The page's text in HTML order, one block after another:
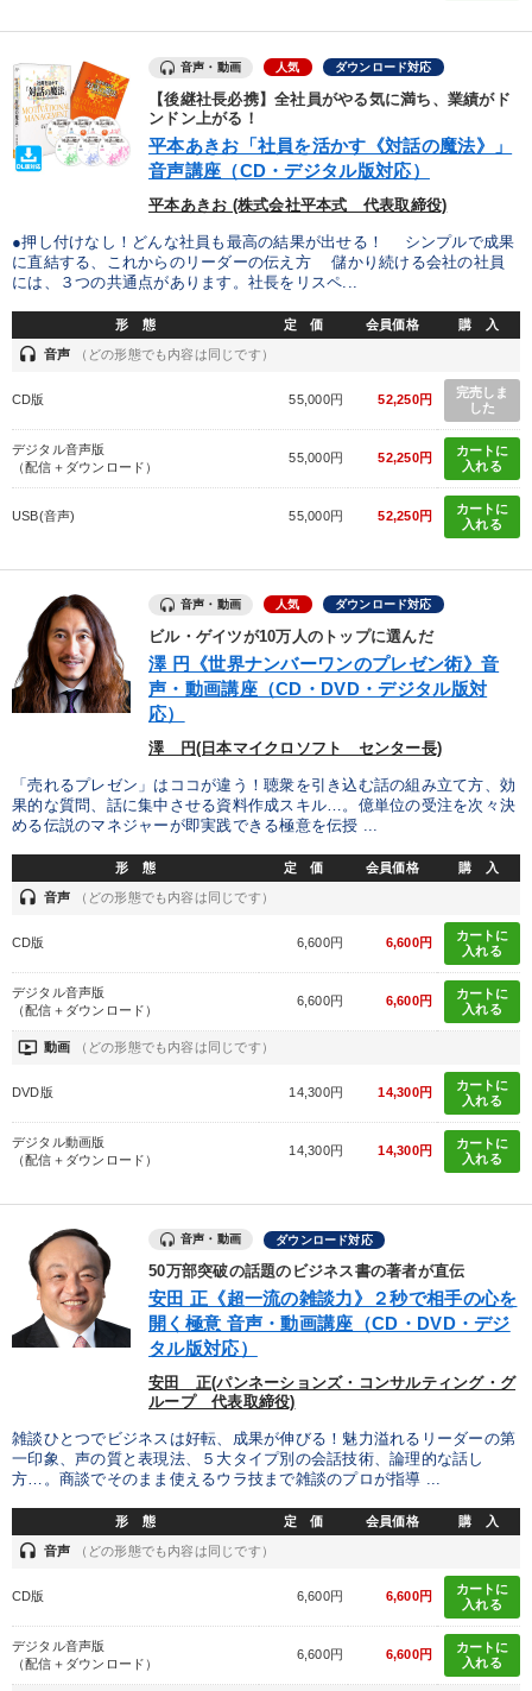
音声・動画 人気 ダウンロード対応
【後継社長必携】全社員がやる気に満ち、業績がド
ンドン上がる！
平本あきお「社員を活かす《対話の魔法》」
音声講座（CD・デジタル版対応）
平本あきお (株式会社平本式 代表取締役)
●押し付けなし！どんな社員も最高の結果が出せる！ シンプルで成果
に直結する、これからのリーダーの伝え方 儲かり続ける会社の社員
には、３つの共通点があります。社長をリスペ...
形 態 定 価 会員価格 購 入
headset 音声 （どの形態でも内容は同じです）
CD版 55,000円 52,250円
完売しま
した
デジタル音声版
（配信＋ダウンロード）
55,000円 52,250円
カートに
入れる
USB(音声) 55,000円 52,250円
カートに
入れる
音声・動画 人気 ダウンロード対応
ビル・ゲイツが10万人のトップに選んだ
澤 円《世界ナンバーワンのプレゼン術》音
声・動画講座（CD・DVD・デジタル版対
応）
澤 円(日本マイクロソフト センター長)
「売れるプレゼン」はココが違う！聴衆を引き込む話の組み立て方、効
果的な質問、話に集中させる資料作成スキル…。億単位の受注を次々決
める伝説のマネジャーが即実践できる極意を伝授 ...
形 態 定 価 会員価格 購 入
headset 音声 （どの形態でも内容は同じです）
CD版 6,600円 6,600円
カートに
入れる
デジタル音声版
（配信＋ダウンロード）
6,600円 6,600円
カートに
入れる
ondemand_video 動画 （どの形態でも内容は同じです）
DVD版 14,300円 14,300円
カートに
入れる
デジタル動画版
（配信＋ダウンロード）
14,300円 14,300円
カートに
入れる
音声・動画 ダウンロード対応
50万部突破の話題のビジネス書の著者が直伝
安田 正《超一流の雑談力》２秒で相手の心を
開く極意 音声・動画講座（CD・DVD・デジ
タル版対応）
安田 正(パンネーションズ・コンサルティング・グ
ループ 代表取締役)
雑談ひとつでビジネスは好転、成果が伸びる！魅力溢れるリーダーの第
一印象、声の質と表現法、５大タイプ別の会話技術、論理的な話し
方…。商談でそのまま使えるウラ技まで雑談のプロが指導 ...
形 態 定 価 会員価格 購 入
headset 音声 （どの形態でも内容は同じです）
CD版 6,600円 6,600円
カートに
入れる
デジタル音声版
（配信＋ダウンロード）
6,600円 6,600円
カートに
入れる